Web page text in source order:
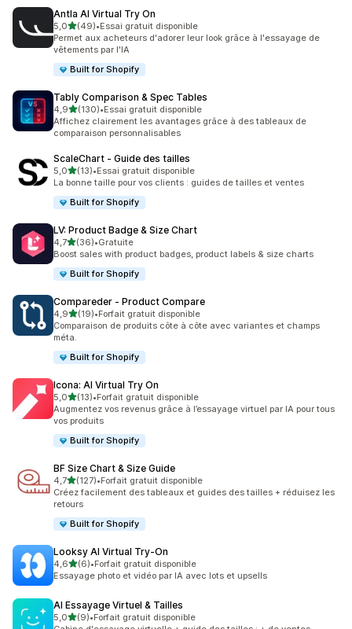
Antla AI Virtual Try On
5,0étoile(s) sur 5
(49)
49 avis au total
•Essai gratuit disponible
Permet aux acheteurs d'adorer leur look grâce à l'essayage de
vêtements par l'IA
Built for Shopify
Tably Comparison & Spec Tables
4,9étoile(s) sur 5
(130)
130 avis au total
•Essai gratuit disponible
Affichez clairement les avantages grâce à des tableaux de
comparaison personnalisables
ScaleChart ‑ Guide des tailles
5,0étoile(s) sur 5
(13)
13 avis au total
•Essai gratuit disponible
La bonne taille pour vos clients : guides de tailles et ventes
Built for Shopify
LV: Product Badge & Size Chart
4,7étoile(s) sur 5
(36)
36 avis au total
•Gratuite
Boost sales with product badges, product labels & size charts
Built for Shopify
Compareder ‑ Product Compare
4,9étoile(s) sur 5
(19)
19 avis au total
•Forfait gratuit disponible
Comparaison de produits côte à côte avec variantes et champs
méta.
Built for Shopify
Icona: AI Virtual Try On
5,0étoile(s) sur 5
(13)
13 avis au total
•Forfait gratuit disponible
Augmentez vos revenus grâce à l’essayage virtuel par IA pour tous
vos produits
Built for Shopify
BF Size Chart & Size Guide
4,7étoile(s) sur 5
(127)
127 avis au total
•Forfait gratuit disponible
Créez facilement des tableaux et guides des tailles + réduisez les
retours
Built for Shopify
Looksy AI Virtual Try‑On
4,6étoile(s) sur 5
(6)
6 avis au total
•Forfait gratuit disponible
Essayage photo et vidéo par IA avec lots et upsells
AI Essayage Virtuel & Tailles
5,0étoile(s) sur 5
(9)
9 avis au total
•Forfait gratuit disponible